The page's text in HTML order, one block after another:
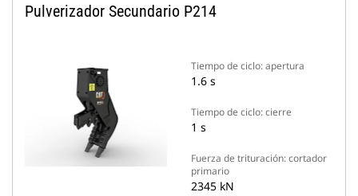
Pulverizador Secundario P214
Tiempo de ciclo: apertura
1.6 s
Tiempo de ciclo: cierre
1 s
Fuerza de trituración: cortador
primario
2345 kN